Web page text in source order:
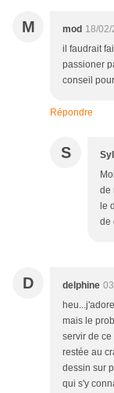
M mod 18/
il faudrait
passioner
conseil
Répondre
S
de
le
de
D delphine
mais le
servir de
restée au
dessin sur
qui s'y